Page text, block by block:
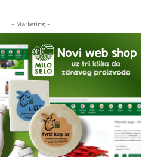
- Marketing -